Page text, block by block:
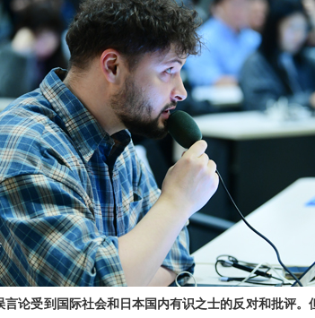
言论受到国际社会和日本国内有识之士的反对和批评